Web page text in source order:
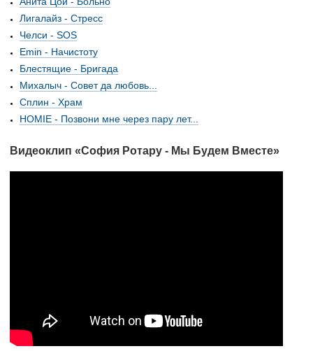
Лигалайз - Стресс
Челси - SOS
Emin - Начистоту
Блестящие - Бригада
Михалыч - Совет да любовь...
Сплин - Храм
HOMIE - Позвони мне через пару лет...
Видеоклип «София Ротару - Мы Будем Вместе»